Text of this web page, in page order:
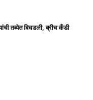
तब्येत बिघडली, ब्रीच कँडी